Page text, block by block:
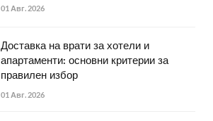
01 Авг. 2026
Доставка на врати за хотели и
апартаменти: основни критерии за
правилен избор
01 Авг. 2026